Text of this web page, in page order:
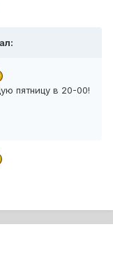
пятницу в 20-00!